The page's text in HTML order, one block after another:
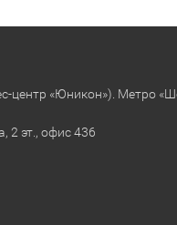
центр «Юникон»). Метро
2 эт., офис 436